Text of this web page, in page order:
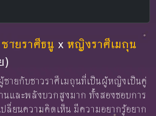
ชายราศีธนู x หญิงราศีเมถุน
)
ชายกับชาวราศีเมถุนที่เป็นผู้หญิงเป็นคู่
และพลังบวกสูงมาก ทั้งสองชอบการ
ลี่ยนความคิดเห็น มีความอยากรู้อยาก